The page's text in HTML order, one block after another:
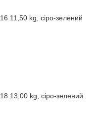
11,50 kg, сіро-зелений
13,00 kg, сіро-зелений